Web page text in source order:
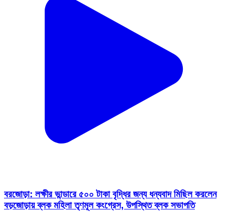
বরজোড়া: লক্ষীর ভান্ডারে ৫০০ টাকা বৃদ্ধির জন্য ধন্যবাদ মিছিল করলেন
বড়জোড়ায় ব্লক মহিলা তৃণমূল কংগ্রেস, উপস্থিত ব্লক সভাপতি